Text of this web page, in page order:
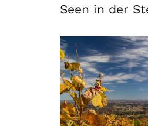
Seen in der